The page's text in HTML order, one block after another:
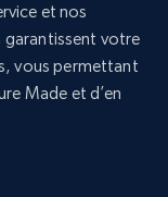
Initial
count, and
et nos
garantissent votre
vous permettant
Made et d’en